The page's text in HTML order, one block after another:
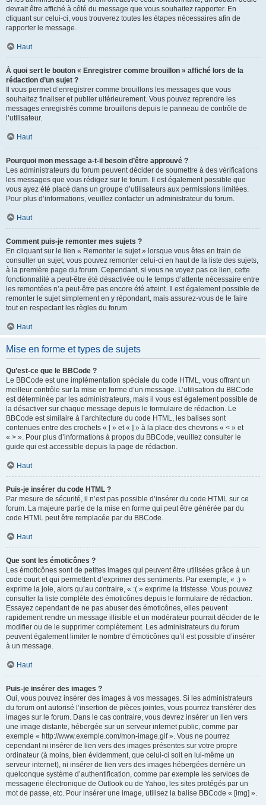
devrait être affiché à côté du message que vous souhaitez rapporter. En
cliquant sur celui-ci, vous trouverez toutes les étapes nécessaires afin de
rapporter le message.
Haut
À quoi sert le bouton « Enregistrer comme brouillon » affiché lors de la
rédaction d’un sujet ?
Il vous permet d’enregistrer comme brouillons les messages que vous
souhaitez finaliser et publier ultérieurement. Vous pouvez reprendre les
messages enregistrés comme brouillons depuis le panneau de contrôle de
l’utilisateur.
Haut
Pourquoi mon message a-t-il besoin d’être approuvé ?
Les administrateurs du forum peuvent décider de soumettre à des vérifications
les messages que vous rédigez sur le forum. Il est également possible que
vous ayez été placé dans un groupe d’utilisateurs aux permissions limitées.
Pour plus d’informations, veuillez contacter un administrateur du forum.
Haut
Comment puis-je remonter mes sujets ?
En cliquant sur le lien « Remonter le sujet » lorsque vous êtes en train de
consulter un sujet, vous pouvez remonter celui-ci en haut de la liste des sujets,
à la première page du forum. Cependant, si vous ne voyez pas ce lien, cette
fonctionnalité a peut-être été désactivée ou le temps d’attente nécessaire entre
les remontées n’a peut-être pas encore été atteint. Il est également possible de
remonter le sujet simplement en y répondant, mais assurez-vous de le faire
tout en respectant les règles du forum.
Haut
Mise en forme et types de sujets
Qu’est-ce que le BBCode ?
Le BBCode est une implémentation spéciale du code HTML, vous offrant un
meilleur contrôle sur la mise en forme d’un message. L’utilisation du BBCode
est déterminée par les administrateurs, mais il vous est également possible de
la désactiver sur chaque message depuis le formulaire de rédaction. Le
BBCode est similaire à l’architecture du code HTML, les balises sont
contenues entre des crochets « [ » et « ] » à la place des chevrons « < » et
« > ». Pour plus d’informations à propos du BBCode, veuillez consulter le
guide qui est accessible depuis la page de rédaction.
Haut
Puis-je insérer du code HTML ?
Par mesure de sécurité, il n’est pas possible d’insérer du code HTML sur ce
forum. La majeure partie de la mise en forme qui peut être générée par du
code HTML peut être remplacée par du BBCode.
Haut
Que sont les émoticônes ?
Les émoticônes sont de petites images qui peuvent être utilisées grâce à un
code court et qui permettent d’exprimer des sentiments. Par exemple, « :) »
exprime la joie, alors qu’au contraire, « :( » exprime la tristesse. Vous pouvez
consulter la liste complète des émoticônes depuis le formulaire de rédaction.
Essayez cependant de ne pas abuser des émoticônes, elles peuvent
rapidement rendre un message illisible et un modérateur pourrait décider de le
modifier ou de le supprimer complètement. Les administrateurs du forum
peuvent également limiter le nombre d’émoticônes qu’il est possible d’insérer
à un message.
Haut
Puis-je insérer des images ?
Oui, vous pouvez insérer des images à vos messages. Si les administrateurs
du forum ont autorisé l’insertion de pièces jointes, vous pourrez transférer des
images sur le forum. Dans le cas contraire, vous devrez insérer un lien vers
une image distante, hébergée sur un serveur internet public, comme par
exemple « http://www.exemple.com/mon-image.gif ». Vous ne pourrez
cependant ni insérer de lien vers des images présentes sur votre propre
ordinateur (à moins, bien évidemment, que celui-ci soit en lui-même un
serveur internet), ni insérer de lien vers des images hébergées derrière un
quelconque système d’authentification, comme par exemple les services de
messagerie électronique de Outlook ou de Yahoo, les sites protégés par un
mot de passe, etc. Pour insérer une image, utilisez la balise BBCode « [img] ».